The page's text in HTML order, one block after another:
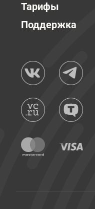
Тарифы
Поддержка